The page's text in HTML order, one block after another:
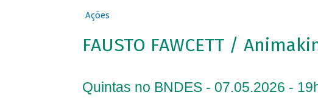
Ações
FAUSTO FAWCETT /
Quintas no BNDES - 07.05.2026 -